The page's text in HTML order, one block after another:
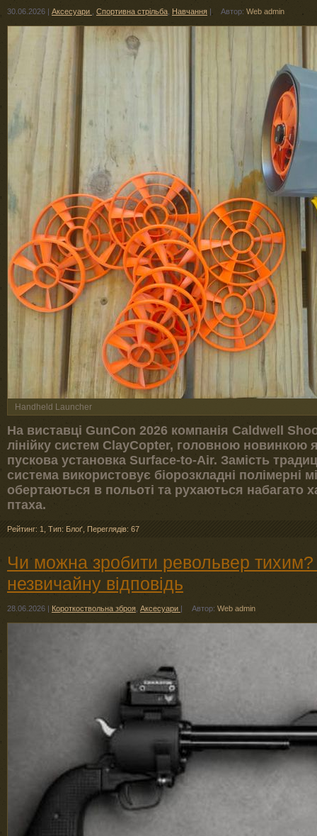
30.06.2026 | Аксесуари Спортивна стрільба Навчання | Автор: Web admin
Handheld Launcher
На виставці GunCon 2026 компанія Caldwell
лінійку систем ClayCopter, головною новинкою
пускова установка Surface-to-Air. Замість
система використовує біорозкладні полімерні
обертаються в польоті та рухаються набагато
птаха.
Рейтинг: 1 Тип: Блоґ Переглядів: 67
Чи можна зробити револьвер
незвичайну відповідь
28.06.2026 | Короткоствольна зброя Аксесуари | Автор: Web admin